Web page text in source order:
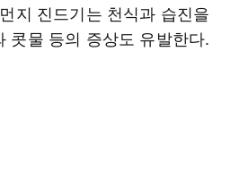
지 진드기는 천식과 습진을
콧물 등의 증상도 유발한다.